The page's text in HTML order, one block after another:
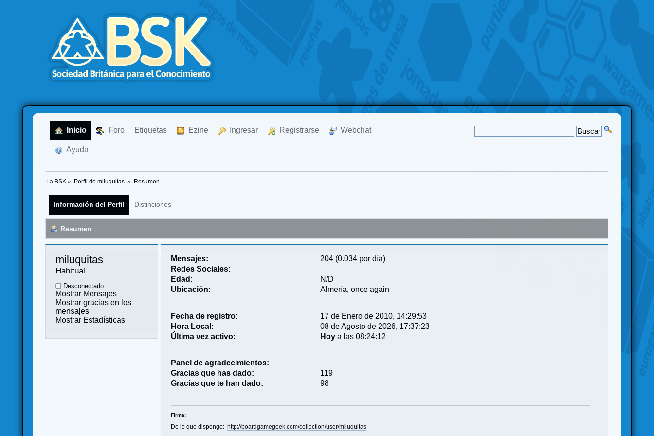
Inicio Foro Etiquetas Ezine Ingresar Registrarse Webchat
Ayuda
La BSK » Perfil de miluquitas » Resumen
Información del Perfil Distinciones
Resumen
miluquitas
Habitual
Desconectado
Mostrar Mensajes
Mostrar gracias en los
mensajes
Mostrar Estadísticas
Mensajes:
204 (0.034 por día)
Redes Sociales:
Edad:
N/D
Ubicación:
Almería, once again
Fecha de registro:
17 de Enero de 2010, 14:29:53
Hora Local:
08 de Agosto de 2026, 17:37:23
Última vez activo:
Hoy a las 08:24:12
Panel de agradecimientos:
Gracias que has dado:
119
Gracias que te han dado:
98
Firma:
De lo que dispongo: http://boardgamegeek.com/collection/user/miluquitas